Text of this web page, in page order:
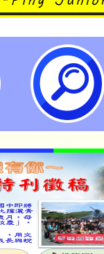
中辦理全
！」，
坪國民中